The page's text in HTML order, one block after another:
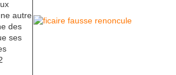
autre
des
ses